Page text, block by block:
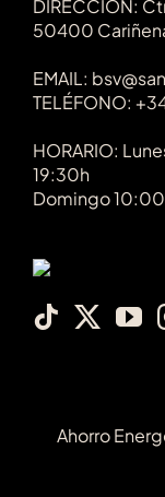
DIRECCIÓN:
50400
EMAIL:
TELÉFONO:
HORARIO:
19:30h
Domingo
Ahorro